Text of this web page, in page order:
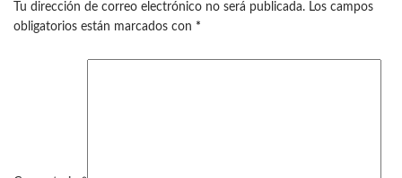
Tu dirección de correo electrónico no será publicada. Los campos
obligatorios están marcados con *